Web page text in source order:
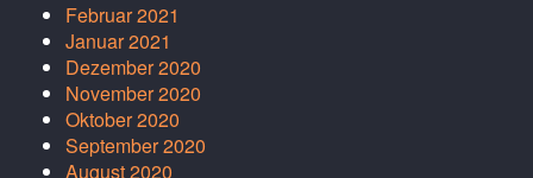
Februar 2021
Januar 2021
Dezember 2020
November 2020
Oktober 2020
September 2020
August 2020